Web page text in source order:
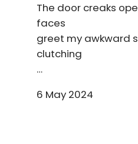
The door creaks
faces
greet my awkward
clutching
…
6 May 2024